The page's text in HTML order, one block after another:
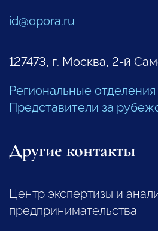
id@opora.ru
127473, г. Москва, 2-й
Региональные отделения
Представители за
Другие контакты
Центр экспертизы и
предпринимательства